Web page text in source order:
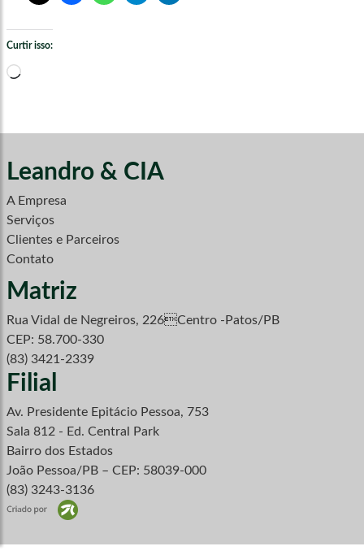
Curtir isso:
Carregando...
Leandro & CIA
A Empresa
Serviços
Clientes e Parceiros
Contato
Matriz
Rua Vidal de Negreiros, 226Centro -Patos/PB
CEP: 58.700-330
(83) 3421-2339
Filial
Av. Presidente Epitácio Pessoa, 753
Sala 812 - Ed. Central Park
Bairro dos Estados
João Pessoa/PB – CEP: 58039-000
(83) 3243-3136